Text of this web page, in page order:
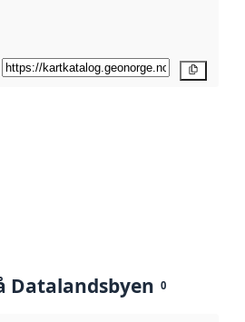
Datalandsbyen 0